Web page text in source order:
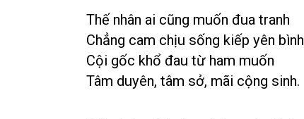
Thế nhân ai cũng muốn đua tranh
Chẳng cam chịu sống kiếp yên bình
Cội gốc khổ đau từ ham muốn
Tâm duyên, tâm sở, mãi cộng sinh.